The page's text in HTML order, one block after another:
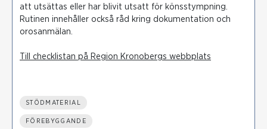
att utsättas eller har blivit utsatt för könsstympning.
Rutinen innehåller också råd kring dokumentation och
orosanmälan.
Till checklistan på Region Kronobergs webbplats
STÖDMATERIAL
FÖREBYGGANDE